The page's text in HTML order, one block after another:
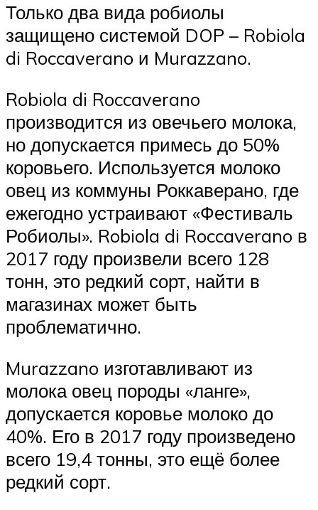
Только два вида робиолы
защищено системой DOP – Robiola
di Roccaverano и Murazzano.
Robiola di Roccaverano
производится из овечьего молока,
но допускается примесь до 50%
коровьего. Используется молоко
овец из коммуны Роккаверано, где
ежегодно устраивают «Фестиваль
Робиолы». Robiola di Roccaverano в
2017 году произвели всего 128
тонн, это редкий сорт, найти в
магазинах может быть
проблематично.
Murazzano изготавливают из
молока овец породы «ланге»,
допускается коровье молоко до
40%. Его в 2017 году произведено
всего 19,4 тонны, это ещё более
редкий сорт.